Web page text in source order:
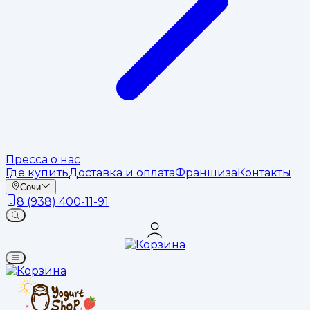
Пресса о нас
Где купитьДоставка и оплатаФраншизаКонтакты
Сочи
8 (938) 400-11-91